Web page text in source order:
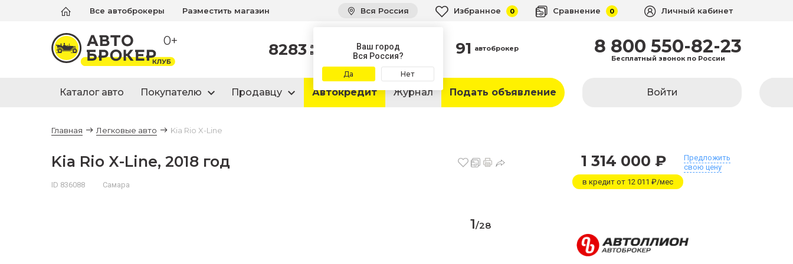
Все автоброкеры Разместить магазин Вся Россия
Ваш город
Вся Россия?
Да Нет
Избранное 0 Сравнение 0 Личный кабинет
0+ 8283 автомобиля
в продаже 91 автоброкер 8 800 550-82-23
Бесплатный звонок по России
Каталог авто Покупателю Продавцу Автокредит Журнал Подать объявление Войти
Главная Легковые авто Kia Rio X-Line
Kia Rio X-Line, 2018 год
ID 836088 Самара
1 314 000 ₽
Предложить
свою цену
в кредит от 12 011 ₽/мес
1/28